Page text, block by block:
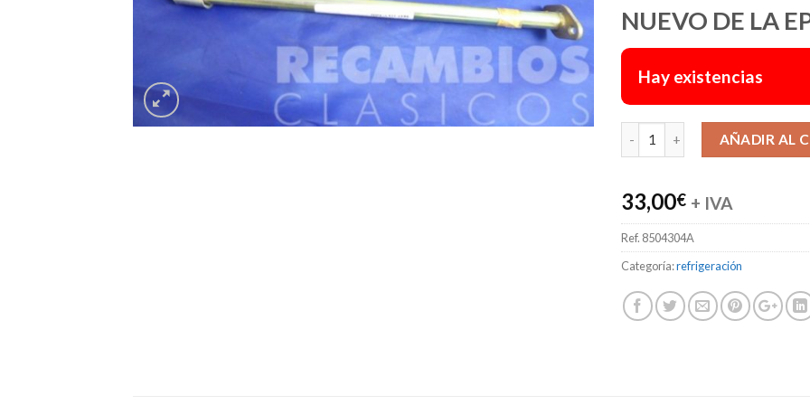
NUEVO DE LA
Hay existencias
AÑADIR AL
33,00€ + IVA
Ref. 8504304A
Categoría:refrigeración